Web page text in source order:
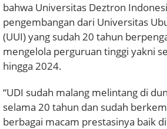
bahwa Universitas Deztron
pengembangan dari Universitas
(UUI) yang sudah 20 tahun
mengelola perguruan tinggi yakni
hingga 2024.
“UDI sudah malang melintang di
selama 20 tahun dan sudah
berbagai macam prestasinya baik